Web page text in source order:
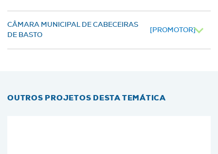
CÂMARA MUNICIPAL DE CABECEIRAS
DE BASTO
[PROMOTOR]
OUTROS PROJETOS DESTA TEMÁTICA